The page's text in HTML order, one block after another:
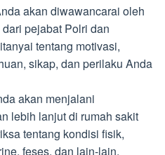
akan diwawancarai oleh
pejabat Polri dan
tentang motivasi,
sikap, dan perilaku Anda
akan menjalani
lebih lanjut di rumah sakit
tentang kondisi fisik,
feses, dan lain-lain.